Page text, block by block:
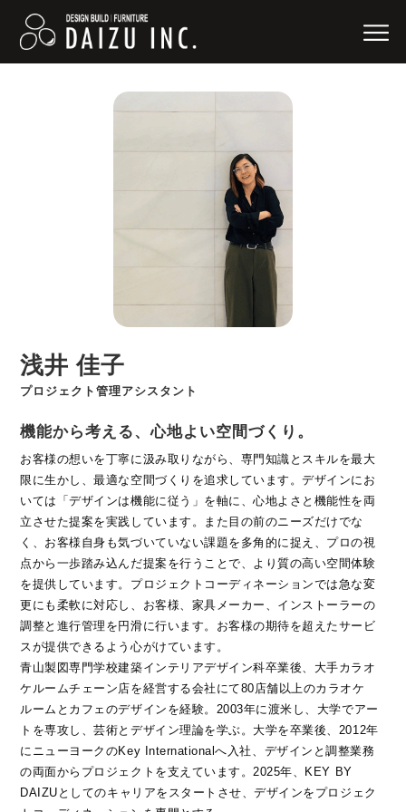
浅井 佳子
プロジェクト管理アシスタント
機能から考える、心地よい空間づくり。
お客様の想いを丁寧に汲み取りながら、専門知識とスキルを最大
限に生かし、最適な空間づくりを追求しています。デザインにお
いては「デザインは機能に従う」を軸に、心地よさと機能性を両
立させた提案を実践しています。また目の前のニーズだけでな
く、お客様自身も気づいていない課題を多角的に捉え、プロの視
点から一歩踏み込んだ提案を行うことで、より質の高い空間体験
を提供しています。プロジェクトコーディネーションでは急な変
更にも柔軟に対応し、お客様、家具メーカー、インストーラーの
調整と進行管理を円滑に行います。お客様の期待を超えたサービ
スが提供できるよう心がけています。
青山製図専門学校建築インテリアデザイン科卒業後、大手カラオ
ケルームチェーン店を経営する会社にて80店舗以上のカラオケ
ルームとカフェのデザインを経験。2003年に渡米し、大学でアー
トを専攻し、芸術とデザイン理論を学ぶ。大学を卒業後、2012年
にニューヨークのKey Internationalへ入社、デザインと調整業務
の両面からプロジェクトを支えています。2025年、KEY BY
DAIZUとしてのキャリアをスタートさせ、デザインをプロジェク